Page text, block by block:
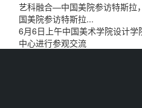
艺科融合—中国美院参访特斯拉
国美院参访特斯拉...
6月6日上午中国美术学院设计
中心进行参观交流